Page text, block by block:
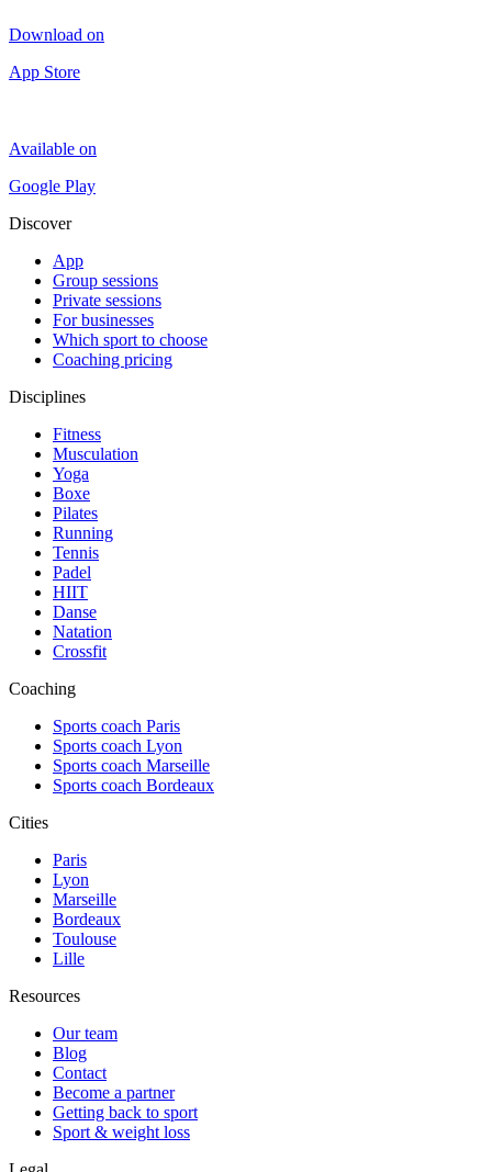
Download on
App Store
Available on
Google Play
Discover
App
Group sessions
Private sessions
For businesses
Which sport to choose
Coaching pricing
Disciplines
Fitness
Musculation
Yoga
Boxe
Pilates
Running
Tennis
Padel
HIIT
Danse
Natation
Crossfit
Coaching
Sports coach Paris
Sports coach Lyon
Sports coach Marseille
Sports coach Bordeaux
Cities
Paris
Lyon
Marseille
Bordeaux
Toulouse
Lille
Resources
Our team
Blog
Contact
Become a partner
Getting back to sport
Sport & weight loss